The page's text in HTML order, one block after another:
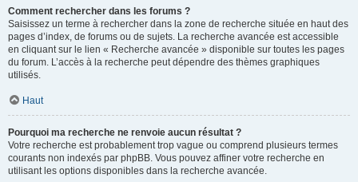
Comment rechercher dans les forums ?
Saisissez un terme à rechercher dans la zone de recherche située en haut des
pages d’index, de forums ou de sujets. La recherche avancée est accessible
en cliquant sur le lien « Recherche avancée » disponible sur toutes les pages
du forum. L’accès à la recherche peut dépendre des thèmes graphiques
utilisés.
Haut
Pourquoi ma recherche ne renvoie aucun résultat ?
Votre recherche est probablement trop vague ou comprend plusieurs termes
courants non indexés par phpBB. Vous pouvez affiner votre recherche en
utilisant les options disponibles dans la recherche avancée.